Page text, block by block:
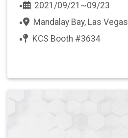
2021/09/21~09/23
Mandalay Bay, Las Vegas
KCS Booth #3634